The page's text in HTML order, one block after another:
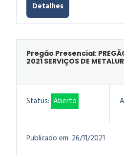
Detalhes
Pregão Presencial:
2021 SERVIÇOS DE
Status: Aberto
Publicado em: 26/11/2021